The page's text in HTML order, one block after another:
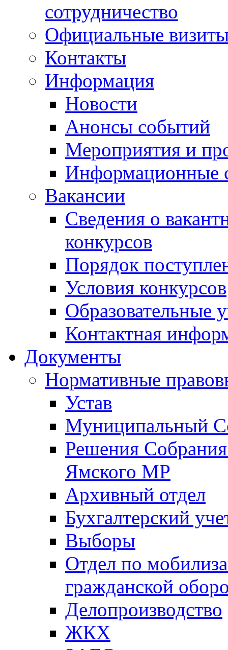
сотрудничество
Официальные
Контакты
Информация
Новости
Анонсы событий
Мероприятия и
Информационные
Вакансии
Сведения о
конкурсов
Порядок
Условия конкурсов
Образовательные
Контактная
Документы
Нормативные
Устав
Муниципальный
Решения
Ямского МР
Архивный отдел
Бухгалтерский
Выборы
Отдел по
гражданской
Делопроизводство
ЖКХ